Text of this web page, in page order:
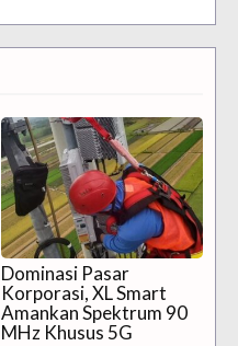
Dominasi Pasar
Korporasi, XL Smart
Amankan Spektrum 90
MHz Khusus 5G